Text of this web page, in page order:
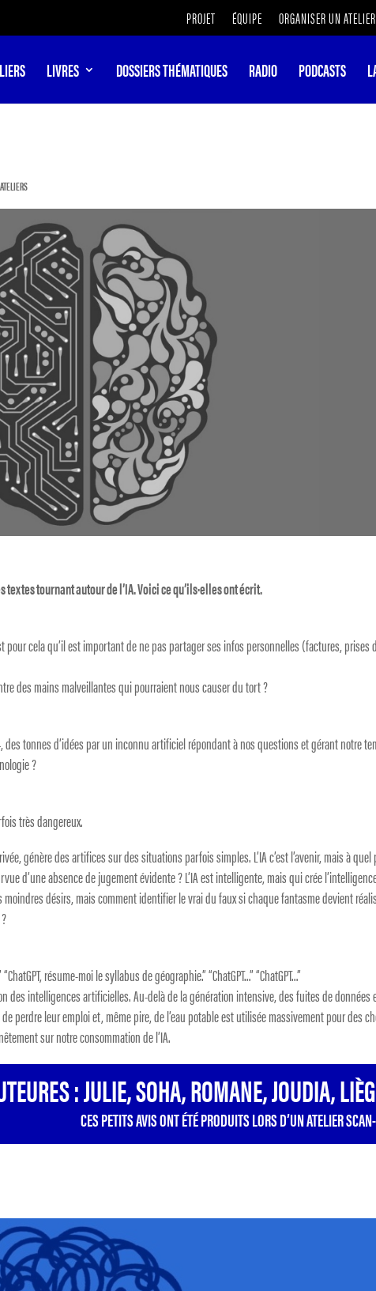
PROJET ÉQUIPE ORGANISER UN ATELIER
LIVRES DOSSIERS THÉMATIQUES RADIO PODCASTS
tournant autour de l’IA. Voici ce qu’ils·elles ont écrit.
pour cela qu’il est important de ne pas partager ses infos personnelles (factures, prises
des mains malveillantes qui pourraient nous causer du tort ?
des tonnes d’idées par un inconnu artificiel répondant à nos questions et gérant notre
?
très dangereux.
génère des artifices sur des situations parfois simples. L’IA c’est l’avenir, mais à quel
d’une absence de jugement évidente ? L’IA est intelligente, mais qui crée
moindres désirs, mais comment identifier le vrai du faux si chaque fantasme devient
résume-moi le syllabus de géographie.” “ChatGPT…” “ChatGPT…”
des intelligences artificielles. Au-delà de la génération intensive, des fuites de données
perdre leur emploi et, même pire, de l’eau potable est utilisée massivement pour des
sur notre consommation de l’IA.
: JULIE, SOHA, ROMANE, JOUDIA,
CES PETITS AVIS ONT ÉTÉ PRODUITS LORS D’UN ATELIER